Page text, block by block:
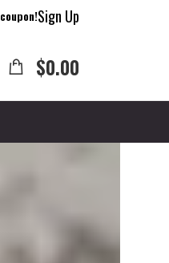
coupon!Sign Up
$0.00